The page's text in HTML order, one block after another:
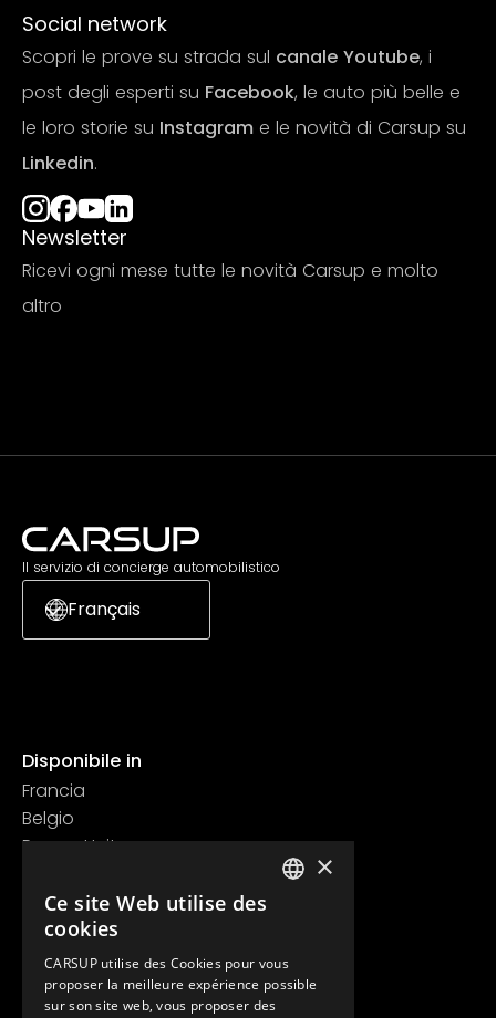
Social network
Scopri le prove su strada sul canale Youtube, i
post degli esperti su Facebook, le auto più belle e
le loro storie su Instagram e le novità di Carsup su
Linkedin.
Newsletter
Ricevi ogni mese tutte le novità Carsup e molto
altro
Il servizio di concierge automobilistico
Français
Disponibile in
Francia
Belgio
Regno Unito
Contatti
+33 1 89 47 00 43
contact@carsup.io
Pagina contatti
×
Ce site Web utilise des
cookies
CARSUP utilise des Cookies pour vous
proposer la meilleure expérience possible
sur son site web, vous proposer des